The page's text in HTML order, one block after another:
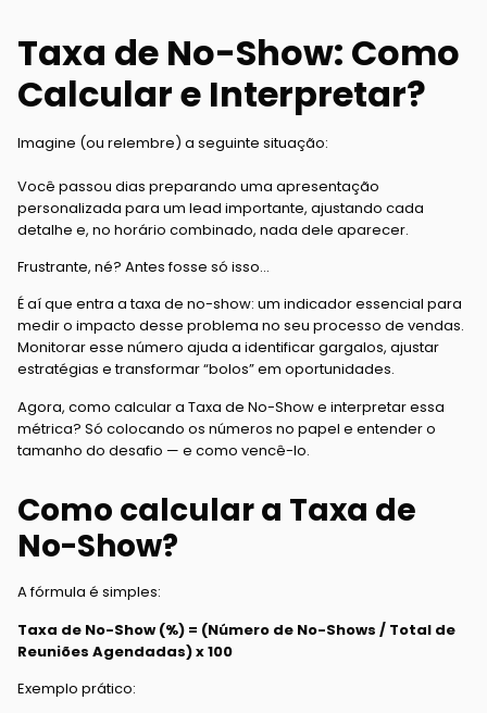
Taxa de No-Show: Como
Calcular e Interpretar?
Imagine (ou relembre) a seguinte situação:
Você passou dias preparando uma apresentação
personalizada para um lead importante, ajustando cada
detalhe e, no horário combinado, nada dele aparecer.
Frustrante, né? Antes fosse só isso…
É aí que entra a taxa de no-show: um indicador essencial para
medir o impacto desse problema no seu processo de vendas.
Monitorar esse número ajuda a identificar gargalos, ajustar
estratégias e transformar “bolos” em oportunidades.
Agora, como calcular a Taxa de No-Show e interpretar essa
métrica? Só colocando os números no papel e entender o
tamanho do desafio — e como vencê-lo.
Como calcular a Taxa de
No-Show?
A fórmula é simples:
Taxa de No-Show (%) = (Número de No-Shows / Total de
Reuniões Agendadas) x 100
Exemplo prático: